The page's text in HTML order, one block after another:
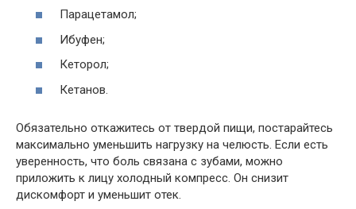
Парацетамол;
Ибуфен;
Кеторол;
Кетанов.
Обязательно откажитесь от твердой пищи, постарайтесь
максимально уменьшить нагрузку на челюсть. Если есть
уверенность, что боль связана с зубами, можно
приложить к лицу холодный компресс. Он снизит
дискомфорт и уменьшит отек.